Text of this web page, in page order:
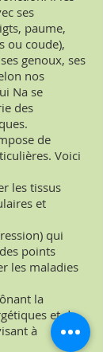
ses
paume,
ou coude),
genoux, ses
nos
Na se
des
de
Voici
les tissus
et
qui
points
les maladies
la
et de
à